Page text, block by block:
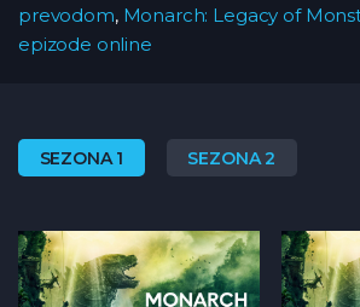
prevodom, Monarch: Legacy of
epizode online
SEZONA 1 SEZONA 2